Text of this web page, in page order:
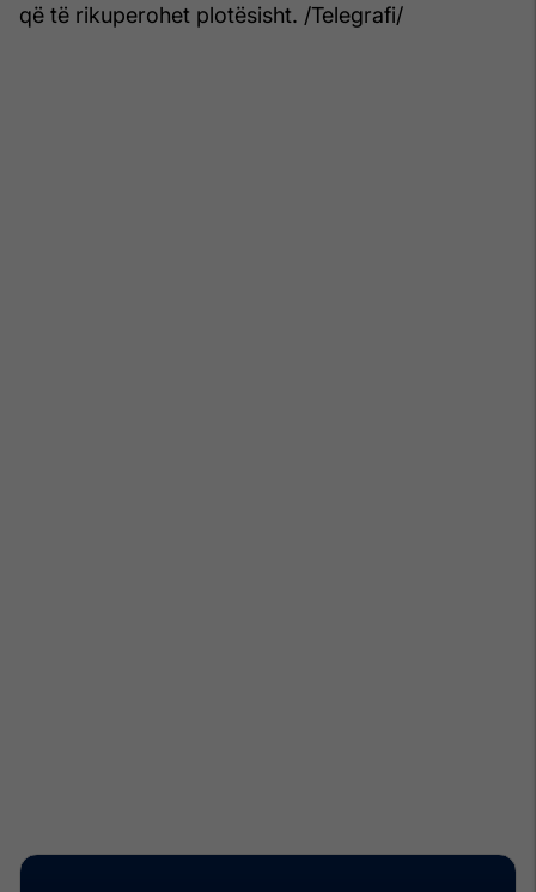
që të rikuperohet plotësisht. /Telegrafi/